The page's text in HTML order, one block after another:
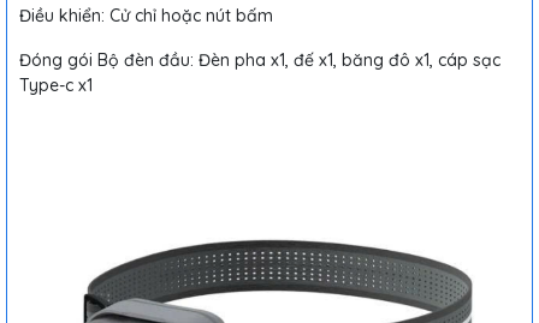
Điều khiển: Cử chỉ hoặc nút bấm
Đóng gói Bộ đèn đầu: Đèn pha x1, đế x1, băng đô x1, cáp sạc
Type-c x1